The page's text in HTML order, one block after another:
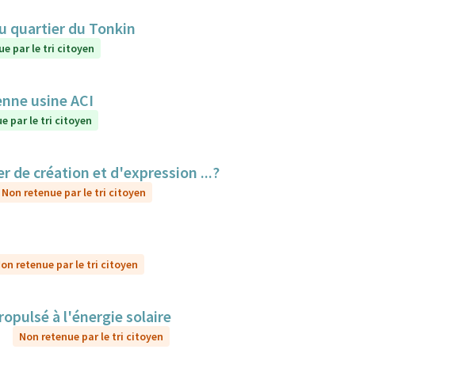
quartier du Tonkin
par le tri citoyen
usine ACI
par le tri citoyen
de création et d'expression ...?
Non retenue par le tri citoyen
retenue par le tri citoyen
à l'énergie solaire
Non retenue par le tri citoyen